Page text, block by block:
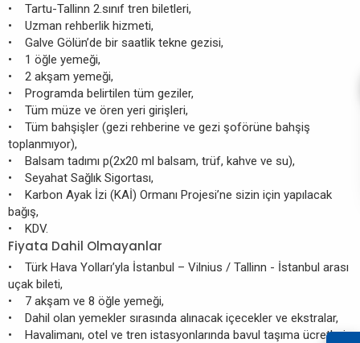
• Tartu-Tallinn 2.sınıf tren biletleri,
• Uzman rehberlik hizmeti,
• Galve Gölün’de bir saatlik tekne gezisi,
• 1 öğle yemeği,
• 2 akşam yemeği,
• Programda belirtilen tüm geziler,
• Tüm müze ve ören yeri girişleri,
• Tüm bahşişler (gezi rehberine ve gezi şoförüne bahşiş
toplanmıyor),
• Balsam tadımı p(2x20 ml balsam, trüf, kahve ve su),
• Seyahat Sağlık Sigortası,
• Karbon Ayak İzi (KAİ) Ormanı Projesi’ne sizin için yapılacak
bağış,
• KDV.
Fiyata Dahil Olmayanlar
• Türk Hava Yolları’yla İstanbul – Vilnius / Tallinn - İstanbul arası
uçak bileti,
• 7 akşam ve 8 öğle yemeği,
• Dahil olan yemekler sırasında alınacak içecekler ve ekstralar,
• Havalimanı, otel ve tren istasyonlarında bavul taşıma ücretleri,